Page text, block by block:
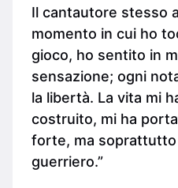
Il cantautore stesso
momento in cui ho
gioco, ho sentito in
sensazione; ogni
la libertà. La vita mi
costruito, mi ha
forte, ma
guerriero.”